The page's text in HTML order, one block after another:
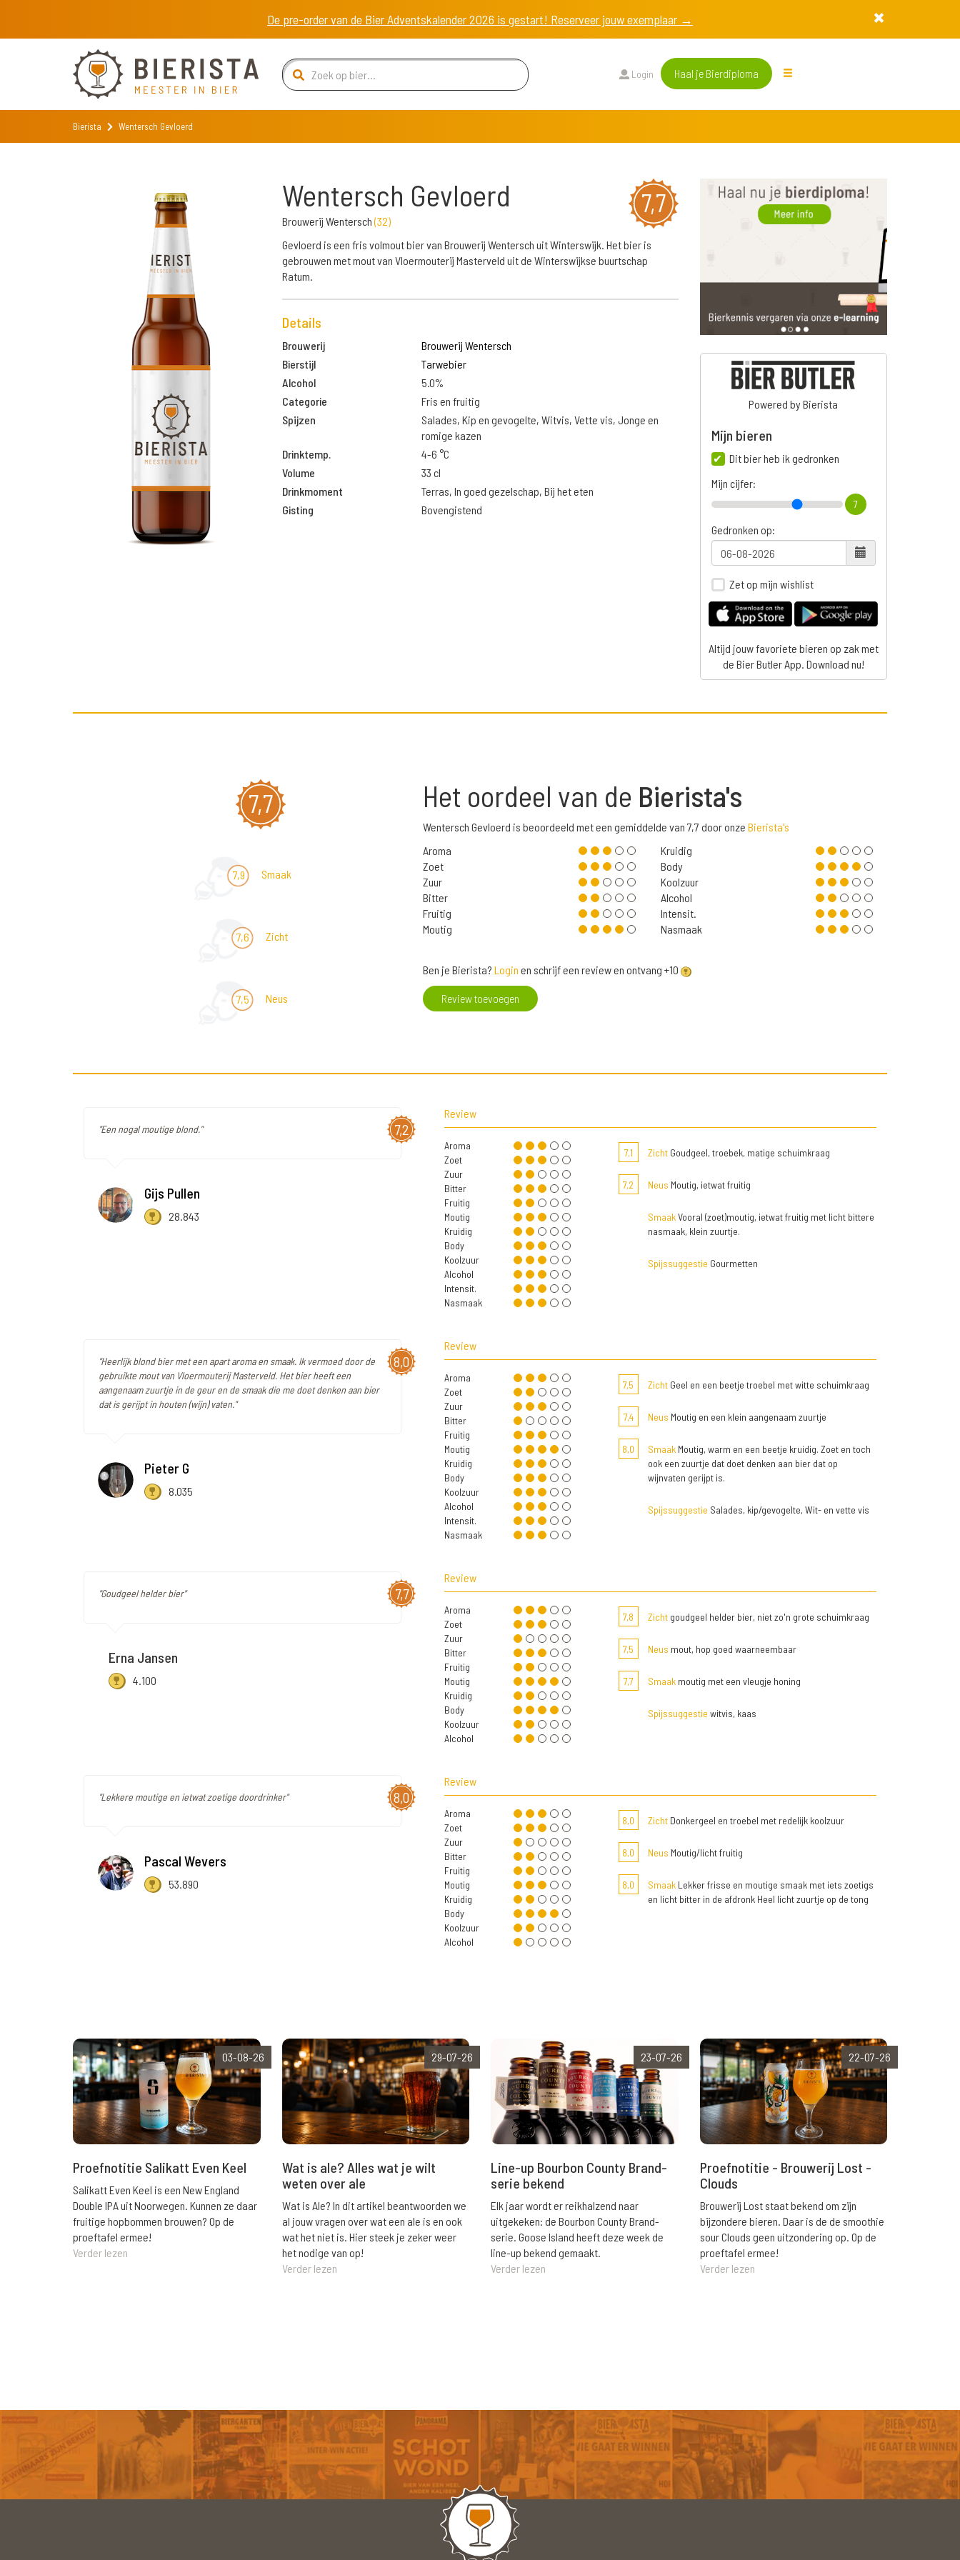
De pre-order van de Bier Adventskalender 2026 is gestart! Reserveer jouw exemplaar →
Login Haal je Bierdiploma
Bierista Wentersch Gevloerd
7,7
Wentersch Gevloerd
Brouwerij Wentersch(32)
Gevloerd is een fris volmout bier van Brouwerij Wentersch uit Winterswijk. Het bier is
gebrouwen met mout van Vloermouterij Masterveld uit de Winterswijkse buurtschap
Ratum.
Details
Brouwerij
Brouwerij Wentersch
Bierstijl
Tarwebier
Alcohol
5.0%
Categorie
Fris en fruitig
Spijzen
Salades, Kip en gevogelte, Witvis, Vette vis, Jonge en
romige kazen
Drinktemp.
4-6 °C
Volume
33 cl
Drinkmoment
Terras, In goed gezelschap, Bij het eten
Gisting
Bovengistend
Powered by Bierista
Mijn bieren
Dit bier heb ik gedronken
Mijn cijfer:
7
Gedronken op:
Zet op mijn wishlist
Altijd jouw favoriete bieren op zak met
de Bier Butler App. Download nu!
7,7
7,9 Smaak
7,6 Zicht
7,5 Neus
Het oordeel van de Bierista's
Wentersch Gevloerd is beoordeeld met een gemiddelde van 7,7 door onze Bierista's
Aroma
Zoet
Zuur
Bitter
Fruitig
Moutig
Kruidig
Body
Koolzuur
Alcohol
Intensit.
Nasmaak
Ben je Bierista? Login en schrijf een review en ontvang +10
Review toevoegen
7,2
"Een nogal moutige blond."
Gijs Pullen
28.843
Review
Aroma
Zoet
Zuur
Bitter
Fruitig
Moutig
Kruidig
Body
Koolzuur
Alcohol
Intensit.
Nasmaak
7,1 ZichtGoudgeel, troebek, matige schuimkraag
7,2 Neus Moutig, ietwat fruitig
SmaakVooral (zoet)moutig, ietwat fruitig met licht bittere
nasmaak, klein zuurtje.
Spijssuggestie Gourmetten
8,0
"Heerlijk blond bier met een apart aroma en smaak. Ik vermoed door de
gebruikte mout van Vloermouterij Masterveld. Het bier heeft een
aangenaam zuurtje in de geur en de smaak die me doet denken aan bier
dat is gerijpt in houten (wijn) vaten."
Pieter G
8.035
Review
Aroma
Zoet
Zuur
Bitter
Fruitig
Moutig
Kruidig
Body
Koolzuur
Alcohol
Intensit.
Nasmaak
7,5 ZichtGeel en een beetje troebel met witte schuimkraag
7,4 Neus Moutig en een klein aangenaam zuurtje
8,0 SmaakMoutig, warm en een beetje kruidig. Zoet en toch
ook een zuurtje dat doet denken aan bier dat op
wijnvaten gerijpt is.
Spijssuggestie Salades, kip/gevogelte, Wit- en vette vis
7,7
"Goudgeel helder bier"
Erna Jansen
4.100
Review
Aroma
Zoet
Zuur
Bitter
Fruitig
Moutig
Kruidig
Body
Koolzuur
Alcohol
7,8 Zichtgoudgeel helder bier, niet zo'n grote schuimkraag
7,5 Neus mout, hop goed waarneembaar
7,7 Smaakmoutig met een vleugje honing
Spijssuggestie witvis, kaas
8,0
"Lekkere moutige en ietwat zoetige doordrinker"
Pascal Wevers
53.890
Review
Aroma
Zoet
Zuur
Bitter
Fruitig
Moutig
Kruidig
Body
Koolzuur
Alcohol
8,0 ZichtDonkergeel en troebel met redelijk koolzuur
8,0 Neus Moutig/licht fruitig
8,0 SmaakLekker frisse en moutige smaak met iets zoetigs
en licht bitter in de afdronk Heel licht zuurtje op de tong
03-08-26
Proefnotitie Salikatt Even Keel
Salikatt Even Keel is een New England
Double IPA uit Noorwegen. Kunnen ze daar
fruitige hopbommen brouwen? Op de
proeftafel ermee!
Verder lezen
29-07-26
Wat is ale? Alles wat je wilt
weten over ale
Wat is Ale? In dit artikel beantwoorden we
al jouw vragen over wat een ale is en ook
wat het niet is. Hier steek je zeker weer
het nodige van op!
Verder lezen
23-07-26
Line-up Bourbon County Brand-
serie bekend
Elk jaar wordt er reikhalzend naar
uitgekeken: de Bourbon County Brand-
serie. Goose Island heeft deze week de
line-up bekend gemaakt.
Verder lezen
22-07-26
Proefnotitie - Brouwerij Lost -
Clouds
Brouwerij Lost staat bekend om zijn
bijzondere bieren. Daar is de de smoothie
sour Clouds geen uitzondering op. Op de
proeftafel ermee!
Verder lezen